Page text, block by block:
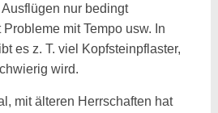
nur bedingt
mit Tempo usw. In
es z. T. viel Kopfsteinpflaster,
wird.
mit älteren Herrschaften hat